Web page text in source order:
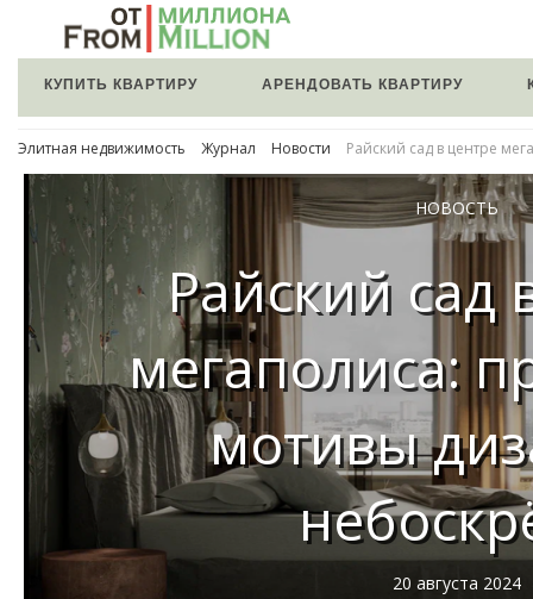
КУПИТЬ КВАРТИРУ АРЕНДОВАТЬ КВАРТИРУ
Элитная недвижимость Журнал Новости Райский сад в центре
НОВОСТЬ
Райский сад
мегаполиса:
мотивы
20 августа 2024